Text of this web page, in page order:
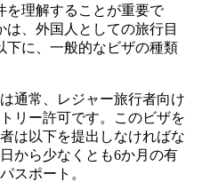
を理解することが重要で
、外国人としての旅行目
下に、一般的なビザの種類
通常、レジャー旅行者向け
リー許可です。このビザを
は以下を提出しなければな
から少なくとも6か月の有
スポート。